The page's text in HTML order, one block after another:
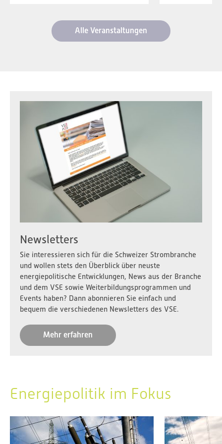
Alle Veranstaltungen
Newsletters
Sie interessieren sich für die Schweizer Strombranche
und wollen stets den Überblick über neuste
energiepolitische Entwicklungen, News aus der Branche
und dem VSE sowie Weiterbildungsprogrammen und
Events haben? Dann abonnieren Sie einfach und
bequem die verschiedenen Newsletters des VSE.
Mehr erfahren
Energiepolitik im Fokus